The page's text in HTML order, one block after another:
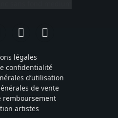
TikTok YouTube
légales
confidentialité
d’utilisation
de vente
remboursement
artistes